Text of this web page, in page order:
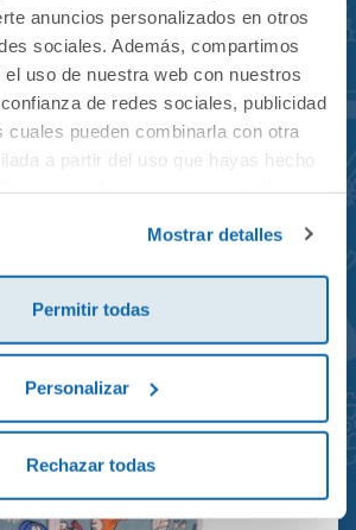
anuncios personalizados en otros
sociales. Además, compartimos
uso de nuestra web con nuestros
de redes sociales, publicidad
cuales pueden combinarla con otra
a partir del uso que hayas hecho
Mostrar detalles
Permitir todas
Personalizar
Rechazar todas
21x10x28cm
23,95€